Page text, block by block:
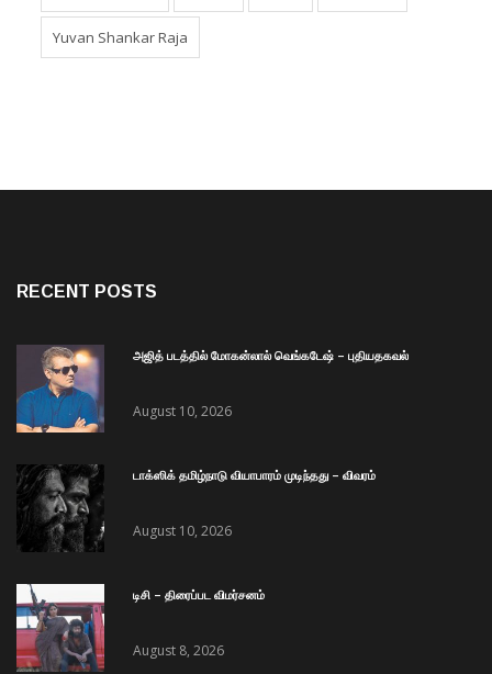
Yuvan Shankar Raja
RECENT POSTS
அஜித் படத்தில் மோகன்லால் வெங்கடேஷ் – புதியதகவல்
August 10, 2026
டாக்ஸிக் தமிழ்நாடு வியாபாரம் முடிந்தது – விவரம்
August 10, 2026
டிசி – திரைப்பட விமர்சனம்
August 8, 2026